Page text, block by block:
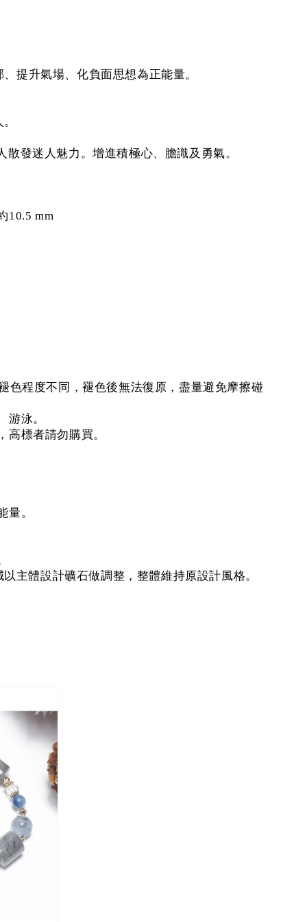
提升氣場、化負面思想為正能量。
發迷人魅力。增進積極心、膽識及勇氣。
10.5 mm
色程度不同，褪色後無法復原，盡量避免摩擦碰
泳。
標者請勿購買。
量。
主體設計礦石做調整，整體維持原設計風格。